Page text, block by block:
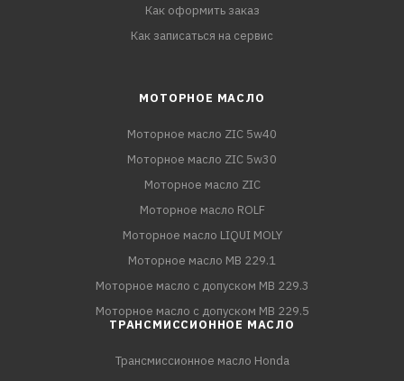
Как оформить заказ
Как записаться на сервис
МОТОРНОЕ МАСЛО
Моторное масло ZIC 5w40
Моторное масло ZIC 5w30
Моторное масло ZIC
Моторное масло ROLF
Моторное масло LIQUI MOLY
Моторное масло MB 229.1
Моторное масло с допуском MB 229.3
Моторное масло с допуском MB 229.5
ТРАНСМИССИОННОЕ МАСЛО
Трансмиссионное масло Honda